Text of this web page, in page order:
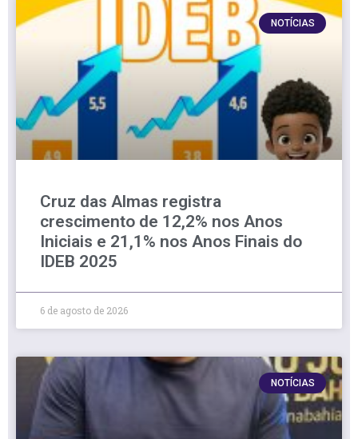
NOTÍCIAS
Cruz das Almas registra
crescimento de 12,2% nos Anos
Iniciais e 21,1% nos Anos Finais do
IDEB 2025
6 de agosto de 2026
NOTÍCIAS